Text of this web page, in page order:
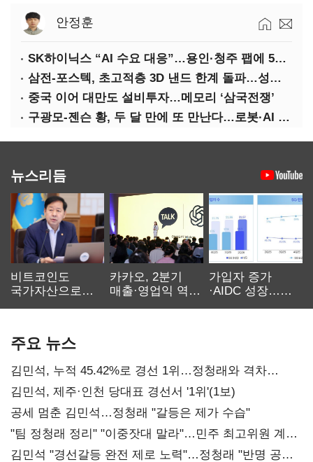
안정훈
SK하이닉스 “AI 수요 대응”…용인·청주 팹에 54조 투자
삼전-포스텍, 초고적층 3D 낸드 한계 돌파…성능·전력효율 개선
중국 이어 대만도 설비투자…메모리 ‘삼국전쟁’
구광모-젠슨 황, 두 달 만에 또 만난다…로봇·AI 등 논의
뉴스리듬
비트코인도
국가자산으로…'
카카오, 2분기
매출·영업익 역대
가입자 증가
·AIDC 성장…
주요 뉴스
김민석, 누적 45.42%로 경선 1위…정청래와 격차
0.86%p(2보)
김민석, 제주·인천 당대표 경선서 '1위'(1보)
공세 멈춘 김민석…정청래 "갈등은 제가 수습"
"팀 정청래 정리" "이중잣대 말라"…민주 최고위원 계파
다툼 격화
김민석 "경선갈등 완전 제로 노력"…정청래 "반명 공세